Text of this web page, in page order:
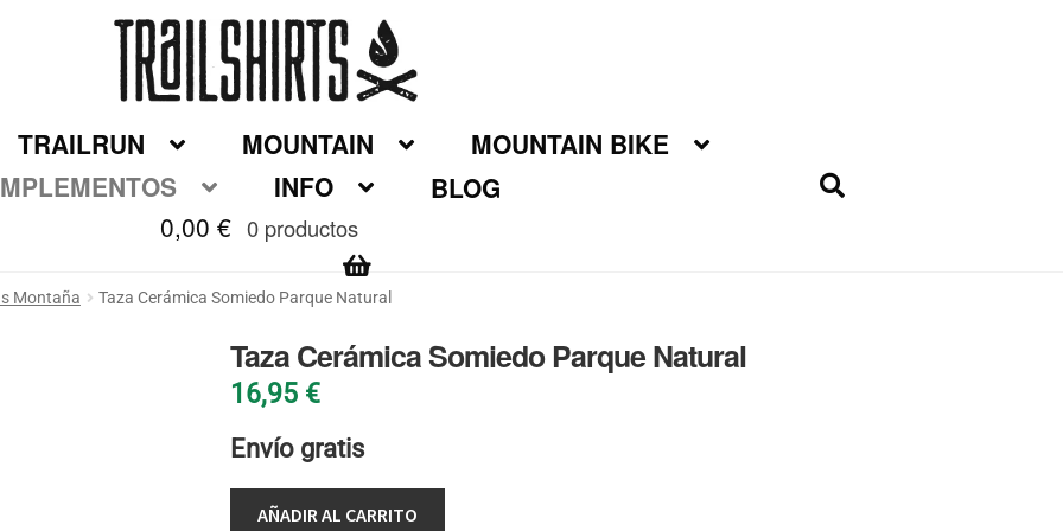
TRAILRUN MOUNTAIN
MOUNTAIN BIKE
INFO
BLOG
0,00€ 0 productos
Montaña Taza Cerámica Somiedo Parque Natural
Taza Cerámica Somiedo Parque Natural
16,95 €
Envío gratis
AÑADIR AL CARRITO